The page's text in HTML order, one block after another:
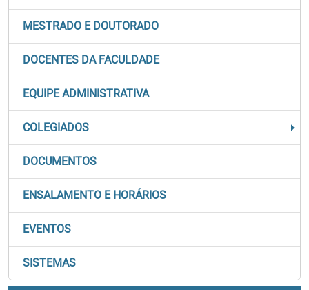
MESTRADO E DOUTORADO
DOCENTES DA FACULDADE
EQUIPE ADMINISTRATIVA
COLEGIADOS
DOCUMENTOS
ENSALAMENTO E HORÁRIOS
EVENTOS
SISTEMAS